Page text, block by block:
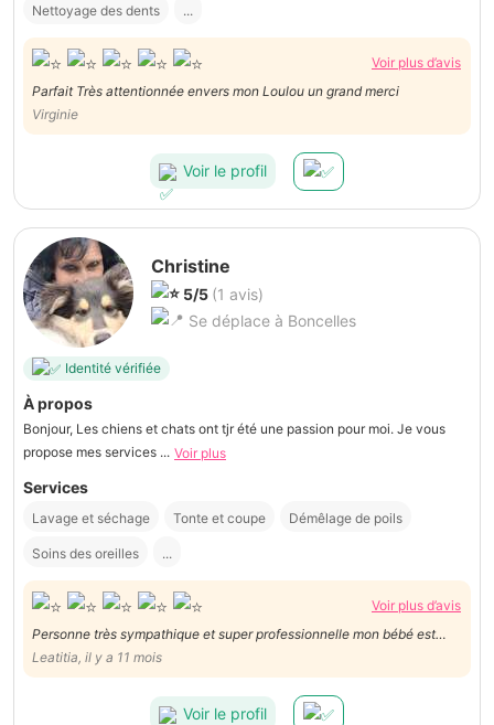
Nettoyage des dents ...
Voir plus d’avis
Parfait Très attentionnée envers mon Loulou un grand merci
Virginie
Voir le profil
Christine
5/5 (1 avis)
Se déplace à Boncelles
Identité vérifiée
À propos
Bonjour, Les chiens et chats ont tjr été une passion pour moi. Je vous
propose mes services ... Voir plus
Services
Lavage et séchage Tonte et coupe Démêlage de poils
Soins des oreilles ...
Voir plus d’avis
Personne très sympathique et super professionnelle mon bébé est
magnifique un grand merci
Leatitia, il y a 11 mois
Voir le profil